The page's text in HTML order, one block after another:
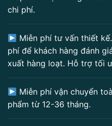
chi phí.
Miễn phí tư vấn thiết
phí để khách hàng đánh
xuất hàng loạt. Hỗ trợ tối
Miễn phí vận chuyển
phẩm từ 12-36 tháng.